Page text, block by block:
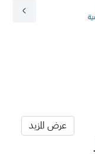
عرض المزيد